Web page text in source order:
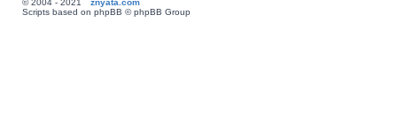
© 2004 - 2021 znyata.com
Scripts based on phpBB © phpBB Group